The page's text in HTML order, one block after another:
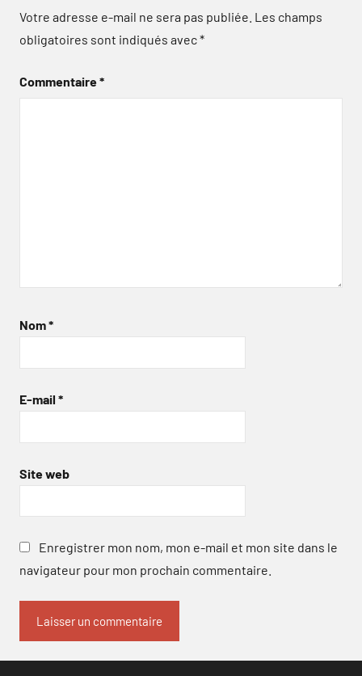
Votre adresse e-mail ne sera pas publiée. Les champs
obligatoires sont indiqués avec*
Commentaire*
Nom*
E-mail *
Site web
Enregistrer mon nom, mon e-mail et mon site dans le
navigateur pour mon prochain commentaire.